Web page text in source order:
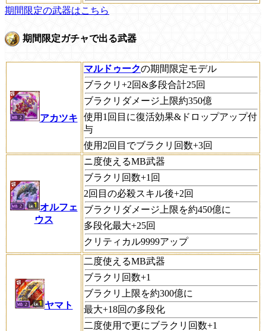
期間限定の武器はこちら
期間限定ガチャで出る武器
アカツキ
マルドゥークの期間限定モデル
ブラクリ+2回&多段合計25回
ブラクリダメージ上限約350億
使用1回目に復活効果&ドロップアップ付
与
使用2回目でブラクリ回数+3回
オルフェ
ウス
ニ度使えるMB武器
ブラクリ回数+1回
2回目の必殺スキル後+2回
ブラクリダメージ上限を約450億に
多段化最大+25回
クリティカル9999アップ
ヤマト
二度使えるMB武器
ブラクリ回数+1
ブラクリ上限を約300億に
最大+18回の多段化
二度使用で更にブラクリ回数+1